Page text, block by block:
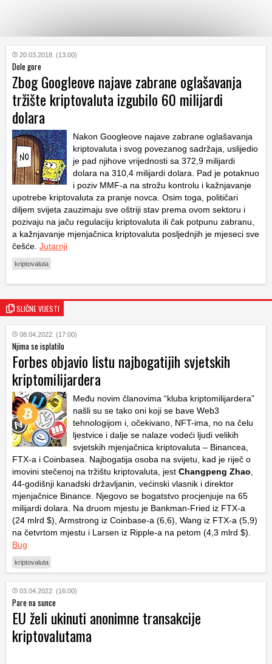
KATEGORIJE
HRVATSKI
WEB
20.03.2018. (13:00)
Dole gore
Zbog Googleove najave zabrane oglašavanja
tržište kriptovaluta izgubilo 60 milijardi
dolara
Nakon Googleove najave zabrane oglašavanja
kriptovaluta i svog povezanog sadržaja, uslijedio
je pad njihove vrijednosti sa 372,9 milijardi
dolara na 310,4 milijardi dolara. Pad je potaknuo
i poziv MMF-a na strožu kontrolu i kažnjavanje
upotrebe kriptovaluta za pranje novca. Osim toga, političari
diljem svijeta zauzimaju sve oštriji stav prema ovom sektoru i
pozivaju na jaču regulaciju kriptovaluta ili čak potpunu zabranu,
a kažnjavanje mjenjačnica kriptovaluta posljednjih je mjeseci sve
češće. Jutarnji
kriptovaluta
SLIČNE VIJESTI
08.04.2022. (17:00)
Njima se isplatilo
Forbes objavio listu najbogatijih svjetskih
kriptomilijardera
Među novim članovima “kluba kriptomilijardera”
našli su se tako oni koji se bave Web3
tehnologijom i, očekivano, NFT-ima, no na čelu
ljestvice i dalje se nalaze vodeći ljudi velikih
svjetskih mjenjačnica kriptovaluta – Binancea,
FTX-a i Coinbasea. Najbogatija osoba na svijetu, kad je riječ o
imovini stečenoj na tržištu kriptovaluta, jest Changpeng Zhao
44-godišnji kanadski državljanin, većinski vlasnik i direktor
mjenjačnice Binance. Njegovo se bogatstvo procjenjuje na 65
milijardi dolara. Na druom mjestu je Bankman-Fried iz FTX-a
(24 mlrd $), Armstrong iz Coinbase-a (6,6), Wang iz FTX-a (5,9)
na četvrtom mjestu i Larsen iz Ripple-a na petom (4,3 mlrd $).
Bug
kriptovaluta
03.04.2022. (16:00)
Pare na sunce
EU želi ukinuti anonimne transakcije
kriptovalutama